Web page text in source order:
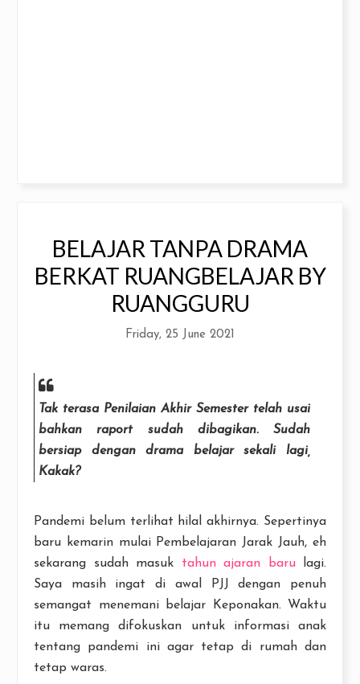
BELAJAR TANPA DRAMA
BERKAT RUANGBELAJAR BY
RUANGGURU
Friday, 25 June 2021
Tak terasa Penilaian Akhir Semester telah usai
bahkan raport sudah dibagikan. Sudah
bersiap dengan drama belajar sekali lagi,
Kakak?
Pandemi belum terlihat hilal akhirnya. Sepertinya
baru kemarin mulai Pembelajaran Jarak Jauh, eh
sekarang sudah masuk tahun ajaran barulagi.
Saya masih ingat di awal PJJ dengan penuh
semangat menemani belajar Keponakan. Waktu
itu memang difokuskan untuk informasi anak
tentang pandemi ini agar tetap di rumah dan
tetap waras.